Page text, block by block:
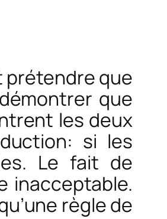
prétendre que
que
les deux
si les
Le fait de
inacceptable.
règle de